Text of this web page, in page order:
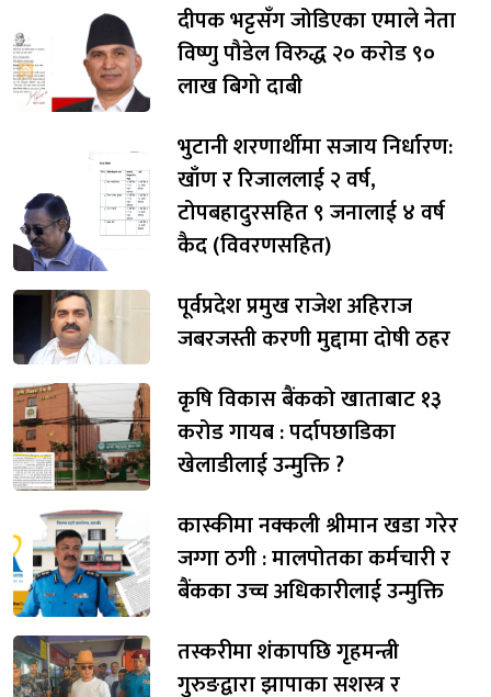
दीपक भट्टसँग जोडिएका एमाले नेता
विष्णु पौडेल विरुद्ध २० करोड ९०
लाख बिगो दाबी
भुटानी शरणार्थीमा सजाय निर्धारण:
खाँण र रिजाललाई २ वर्ष,
टोपबहादुरसहित ९ जनालाई ४ वर्ष
कैद (विवरणसहित)
पूर्वप्रदेश प्रमुख राजेश अहिराज
जबरजस्ती करणी मुद्दामा दोषी ठहर
कृषि विकास बैंकको खाताबाट १३
करोड गायब : पर्दापछाडिका
खेलाडीलाई उन्मुक्ति ?
कास्कीमा नक्कली श्रीमान खडा गरेर
जग्गा ठगी : मालपोतका कर्मचारी र
बैंकका उच्च अधिकारीलाई उन्मुक्ति
तस्करीमा शंकापछि गृहमन्त्री
गुरुङद्वारा झापाका सशस्त्र र